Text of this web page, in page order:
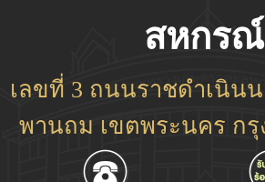
สหกรณ์
เลขที่ 3 ถนนราชดำเนิน
พานถม เขตพระนคร กรุ